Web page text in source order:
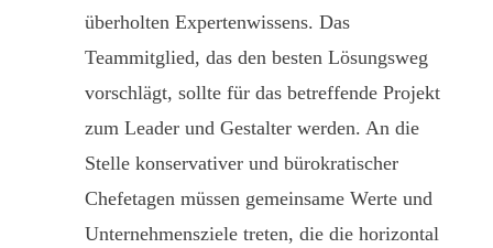
überholten Expertenwissens. Das
Teammitglied, das den besten Lösungsweg
vorschlägt, sollte für das betreffende Projekt
zum Leader und Gestalter werden. An die
Stelle konservativer und bürokratischer
Chefetagen müssen gemeinsame Werte und
Unternehmensziele treten, die die horizontal